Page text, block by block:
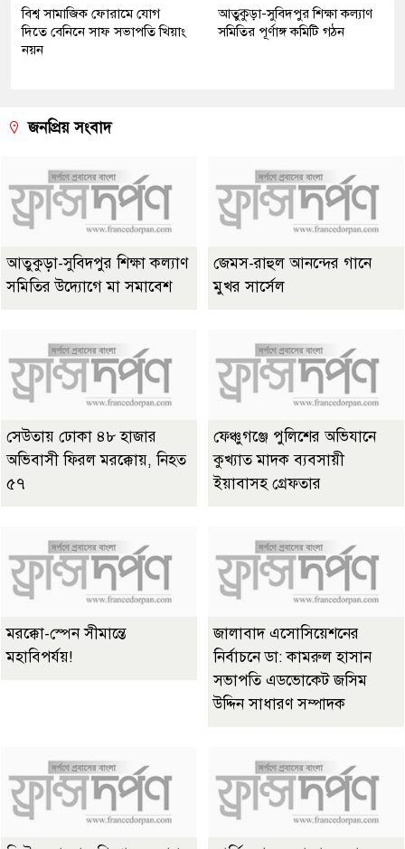
বিশ্ব সামাজিক ফোরামে যোগ
দিতে বেনিনে সাফ সভাপতি খিয়াং
নয়ন
আতুকুড়া-সুবিদপুর শিক্ষা কল্যাণ
সমিতির পূর্ণাঙ্গ কমিটি গঠন
জনপ্রিয় সংবাদ
আতুকুড়া-সুবিদপুর শিক্ষা কল্যাণ
সমিতির উদ্যোগে মা সমাবেশ
জেমস-রাহুল আনন্দের গানে
মুখর সার্সেল
সেউতায় ঢোকা ৪৮ হাজার
অভিবাসী ফিরল মরক্কোয়, নিহত
৫৭
ফেঞ্চুগঞ্জে পুলিশের অভিযানে
কুখ্যাত মাদক ব্যবসায়ী
ইয়াবাসহ গ্রেফতার
মরক্কো-স্পেন সীমান্তে
মহাবিপর্যয়!
জালাবাদ এসোসিয়েশনের
নির্বাচনে ডা: কামরুল হাসান
সভাপতি এডভোকেট জসিম
উদ্দিন সাধারণ সম্পাদক